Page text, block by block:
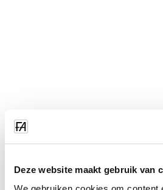
Deze website maakt gebruik van